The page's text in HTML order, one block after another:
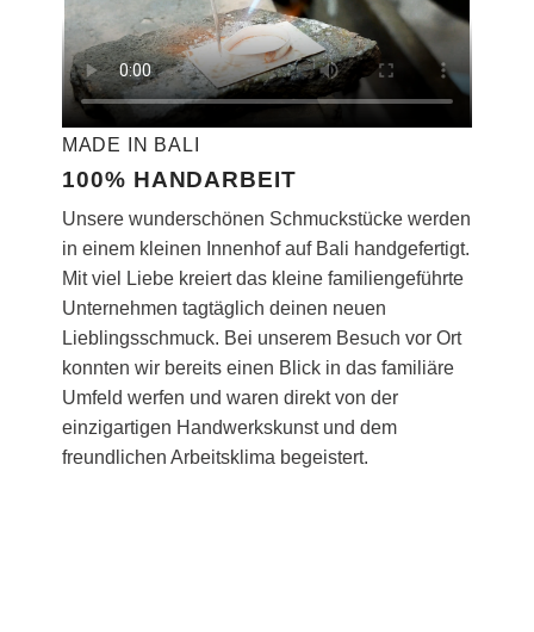
MADE IN BALI
100% HANDARBEIT
Unsere wunderschönen Schmuckstücke werden
in einem kleinen Innenhof auf Bali handgefertigt.
Mit viel Liebe kreiert das kleine familiengeführte
Unternehmen tagtäglich deinen neuen
Lieblingsschmuck. Bei unserem Besuch vor Ort
konnten wir bereits einen Blick in das familiäre
Umfeld werfen und waren direkt von der
einzigartigen Handwerkskunst und dem
freundlichen Arbeitsklima begeistert.